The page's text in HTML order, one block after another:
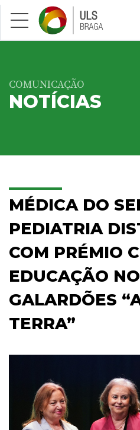
Saltar para conteúdo principal
COMUNICAÇÃO
NOTÍCIAS
MÉDICA DO
PEDIATRIA
COM PRÉMIO
EDUCAÇÃO
GALARDÕES
TERRA”